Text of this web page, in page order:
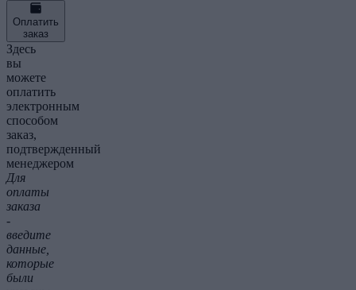
Оплатить
заказ
Здесь
вы
можете
оплатить
электронным
способом
заказ,
подтвержденный
менеджером
Для
оплаты
заказа
-
введите
данные,
которые
были